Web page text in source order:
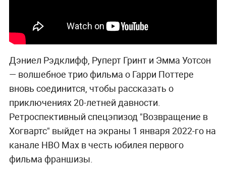
Дэниел Рэдклифф, Руперт Гринт и Эмма Уотсон
— волшебное трио фильма о Гарри Поттере
вновь соединится, чтобы рассказать о
приключениях 20-летней давности.
Ретроспективный спецэпизод "Возвращение в
Хогвартс" выйдет на экраны 1 января 2022-го на
канале HBO Max в честь юбилея первого
фильма франшизы.